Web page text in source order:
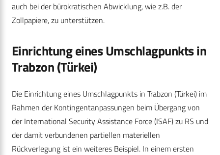
auch bei der bürokratischen Abwicklung, wie z.B. der
Zollpapiere, zu unterstützen.
Einrichtung eines Umschlagpunkts in
Trabzon (Türkei)
Die Einrichtung eines Umschlagpunkts in Trabzon (Türkei) im
Rahmen der Kontingentanpassungen beim Übergang von
der International Security Assistance Force (ISAF) zu RS und
der damit verbundenen partiellen materiellen
Rückverlegung ist ein weiteres Beispiel. In einem ersten